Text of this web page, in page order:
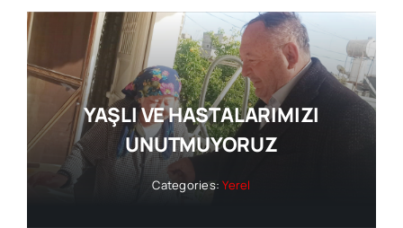
YAŞLI VE HASTALARIMIZI
UNUTMUYORUZ
Categories:Yerel